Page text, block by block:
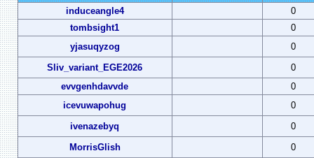
induceangle4
0
tombsight1
0
yjasuqyzog
0
Sliv_variant_EGE2026
0
evvgenhdavvde
0
icevuwapohug
0
ivenazebyq
0
MorrisGlish
0